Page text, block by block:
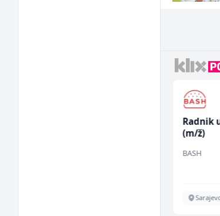
Radnik
(m/ž)
BASH